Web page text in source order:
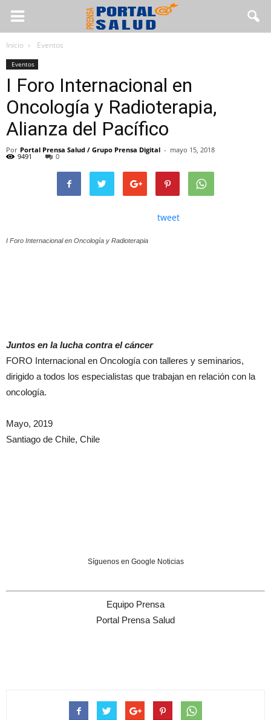
Inicio Eventos
Eventos
I Foro Internacional en
Oncología y Radioterapia,
Alianza del Pacífico
Por Portal Prensa Salud / Grupo Prensa Digital - mayo 15, 2018
9491 0
tweet
I Foro Internacional en Oncología y Radioterapia
Juntos en la lucha contra el cáncer
FORO Internacional en Oncología con talleres y seminarios,
dirigido a todos los especialistas que trabajan en relación con la
oncología.
Mayo, 2019
Santiago de Chile, Chile
Síguenos en Google Noticias
Equipo Prensa
Portal Prensa Salud